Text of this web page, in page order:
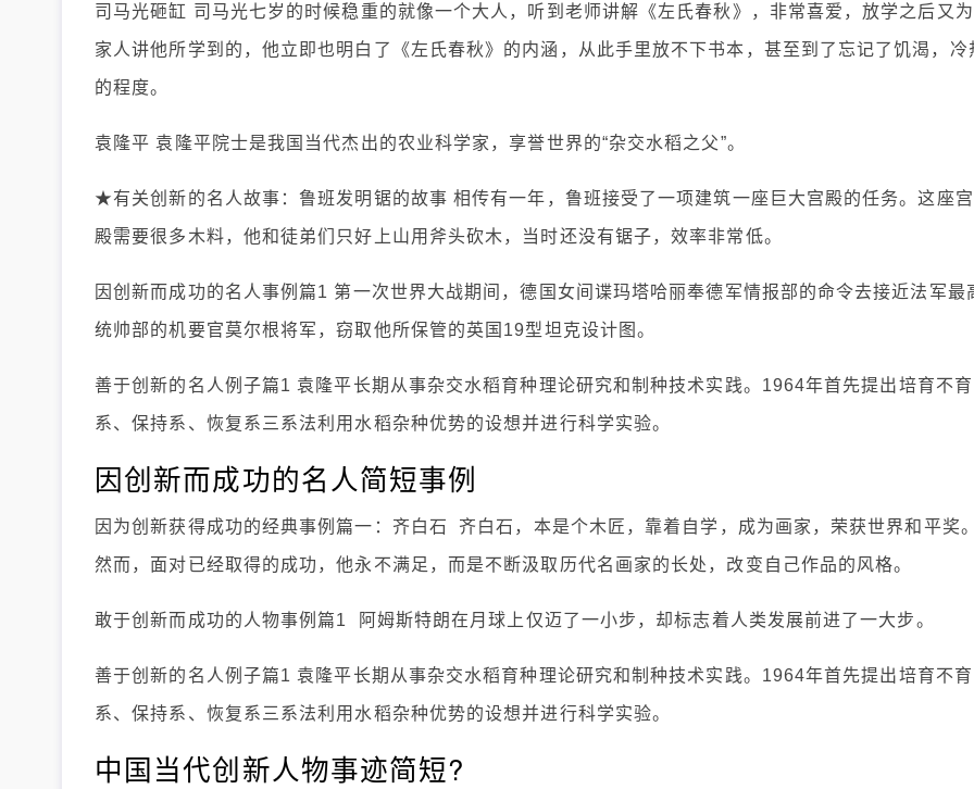
司马光砸缸 司马光七岁的时候稳重的就像一个大人，听到老师讲解《左氏春秋》，非常喜爱，放学之后又为
家人讲他所学到的，他立即也明白了《左氏春秋》的内涵，从此手里放不下书本，甚至到了忘记了饥渴，冷
的程度。
袁隆平 袁隆平院士是我国当代杰出的农业科学家，享誉世界的“杂交水稻之父”。
★有关创新的名人故事：鲁班发明锯的故事 相传有一年，鲁班接受了一项建筑一座巨大宫殿的任务。这座宫
殿需要很多木料，他和徒弟们只好上山用斧头砍木，当时还没有锯子，效率非常低。
因创新而成功的名人事例篇1 第一次世界大战期间，德国女间谍玛塔哈丽奉德军情报部的命令去接近法军最
统帅部的机要官莫尔根将军，窃取他所保管的英国19型坦克设计图。
善于创新的名人例子篇1 袁隆平长期从事杂交水稻育种理论研究和制种技术实践。1964年首先提出培育不育
系、保持系、恢复系三系法利用水稻杂种优势的设想并进行科学实验。
因创新而成功的名人简短事例
因为创新获得成功的经典事例篇一：齐白石 齐白石，本是个木匠，靠着自学，成为画家，荣获世界和平奖
然而，面对已经取得的成功，他永不满足，而是不断汲取历代名画家的长处，改变自己作品的风格。
敢于创新而成功的人物事例篇1 阿姆斯特朗在月球上仅迈了一小步，却标志着人类发展前进了一大步。
善于创新的名人例子篇1 袁隆平长期从事杂交水稻育种理论研究和制种技术实践。1964年首先提出培育不育
系、保持系、恢复系三系法利用水稻杂种优势的设想并进行科学实验。
中国当代创新人物事迹简短?